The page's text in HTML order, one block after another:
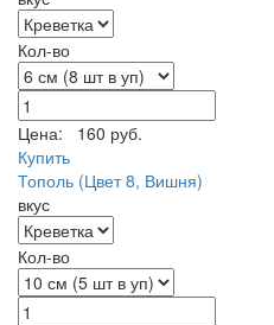
Кол-во
Цена:
160 руб.
Купить
Тополь (Цвет 8, Вишня)
вкус
Кол-во